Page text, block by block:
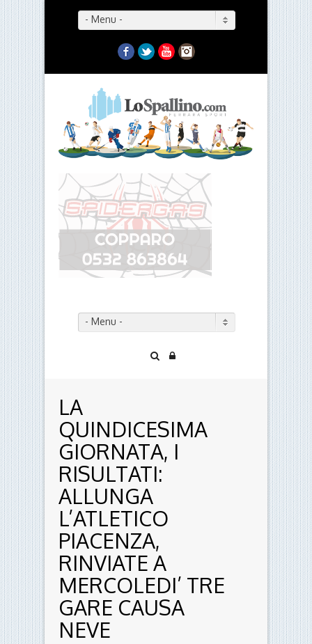
- Menu -
Facebook
TwitterYouTubeInstagram
- Menu -
LA
QUINDICESIMA
GIORNATA, I
RISULTATI:
ALLUNGA
L’ATLETICO
PIACENZA,
RINVIATE A
MERCOLEDI’ TRE
GARE CAUSA
NEVE